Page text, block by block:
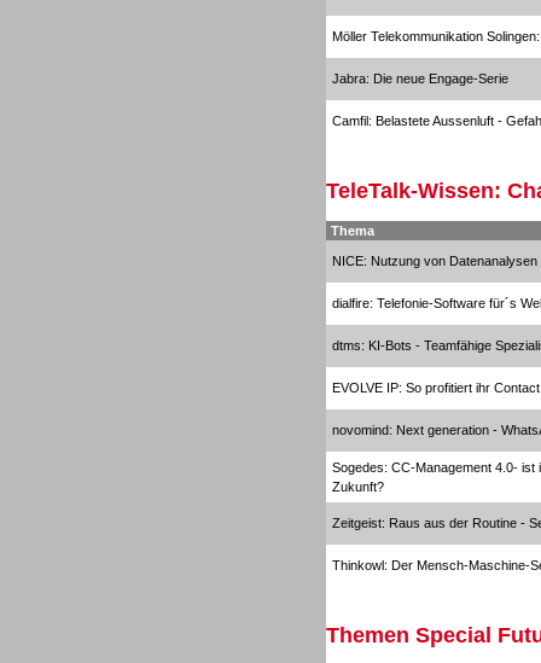
Möller Telekommunikation
Jabra: Die neue Engage-Serie
Camfil: Belastete Aussenluft -
TeleTalk-Wissen:
Thema
NICE: Nutzung von
dialfire: Telefonie-Software für´s
dtms: KI-Bots - Teamfähige
EVOLVE IP: So profitiert ihr
novomind: Next generation -
Sogedes: CC-Management 4.0- ist
Zukunft?
Zeitgeist: Raus aus der Routine -
Thinkowl: Der Mensch-Maschine-
Themen Special